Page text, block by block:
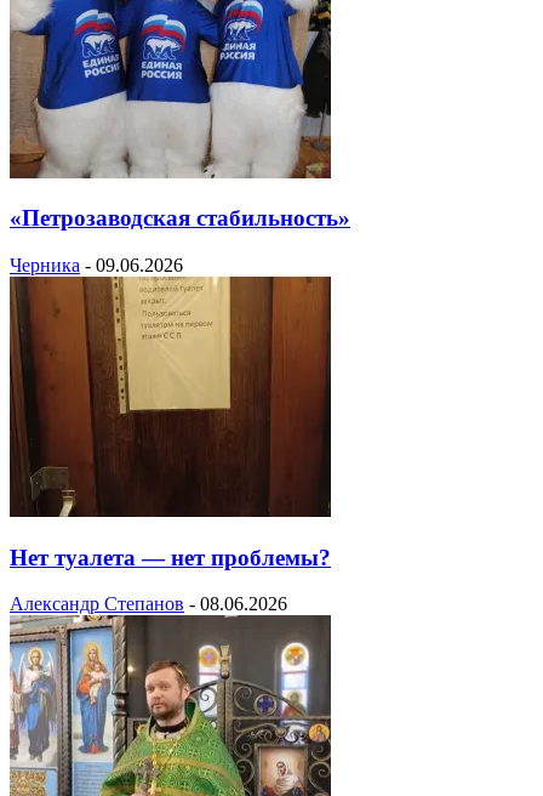
«Петрозаводская стабильность»
Черника - 09.06.2026
Нет туалета — нет проблемы?
Александр Степанов - 08.06.2026